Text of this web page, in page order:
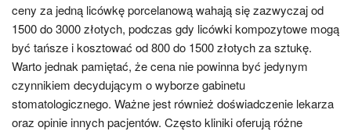
ceny za jedną licówkę porcelanową wahają się zazwyczaj od
1500 do 3000 złotych, podczas gdy licówki kompozytowe mogą
być tańsze i kosztować od 800 do 1500 złotych za sztukę.
Warto jednak pamiętać, że cena nie powinna być jedynym
czynnikiem decydującym o wyborze gabinetu
stomatologicznego. Ważne jest również doświadczenie lekarza
oraz opinie innych pacjentów. Często kliniki oferują różne